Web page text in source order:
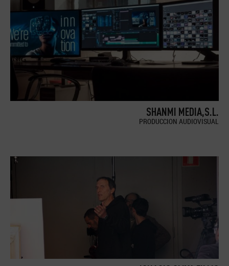
SHANMI MEDIA,S.L.
PRODUCCION AUDIOVISUAL